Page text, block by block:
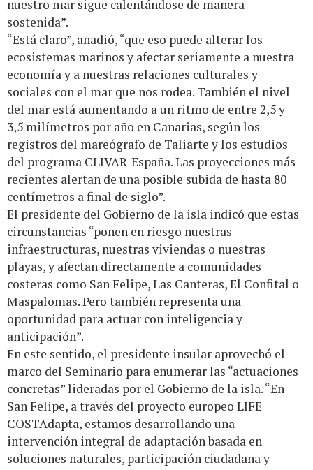
nuestro mar sigue calentándose de manera
sostenida”.
“Está claro”, añadió, “que eso puede alterar los
ecosistemas marinos y afectar seriamente a nuestra
economía y a nuestras relaciones culturales y
sociales con el mar que nos rodea. También el nivel
del mar está aumentando a un ritmo de entre 2,5 y
3,5 milímetros por año en Canarias, según los
registros del mareógrafo de Taliarte y los estudios
del programa CLIVAR-España. Las proyecciones más
recientes alertan de una posible subida de hasta 80
centímetros a final de siglo”.
El presidente del Gobierno de la isla indicó que estas
circunstancias “ponen en riesgo nuestras
infraestructuras, nuestras viviendas o nuestras
playas, y afectan directamente a comunidades
costeras como San Felipe, Las Canteras, El Confital o
Maspalomas. Pero también representa una
oportunidad para actuar con inteligencia y
anticipación”.
En este sentido, el presidente insular aprovechó el
marco del Seminario para enumerar las “actuaciones
concretas” lideradas por el Gobierno de la isla. “En
San Felipe, a través del proyecto europeo LIFE
COSTAdapta, estamos desarrollando una
intervención integral de adaptación basada en
soluciones naturales, participación ciudadana y